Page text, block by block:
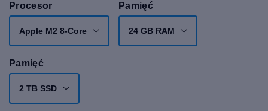
Procesor
Apple M2 8-Core
Pamięć
24 GB RAM
Pamięć
2 TB SSD